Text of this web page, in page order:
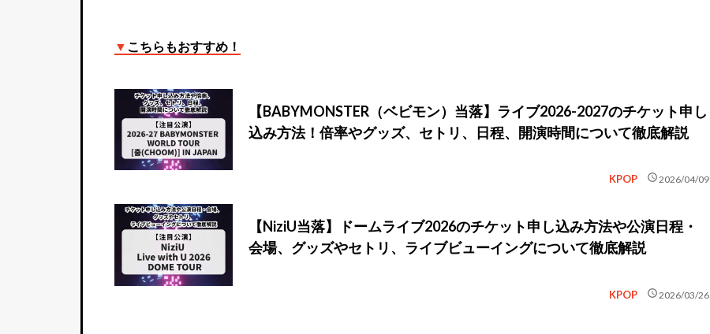
▼ こちらもおすすめ！
【BABYMONSTER（ベビモン）当落】ライブ2026-2027のチケット申し
込み方法！倍率やグッズ、セトリ、日程、開演時間について徹底解説
KPOP schedule2026/04/09
【NiziU当落】ドームライブ2026のチケット申し込み方法や公演日程・
会場、グッズやセトリ、ライブビューイングについて徹底解説
KPOP schedule2026/03/26